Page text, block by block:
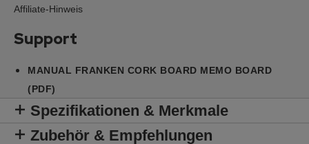
Affiliate-Hinweis
Support
MANUAL FRANKEN CORK BOARD MEMO BOARD
(PDF)
Spezifikationen & Merkmale
Zubehör & Empfehlungen